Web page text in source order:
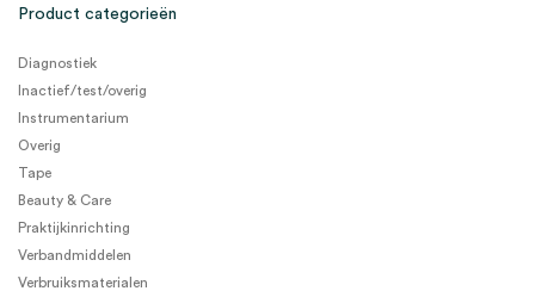
Product categorieën
Diagnostiek
Inactief/test/overig
Instrumentarium
Overig
Tape
Beauty & Care
Praktijkinrichting
Verbandmiddelen
Verbruiksmaterialen